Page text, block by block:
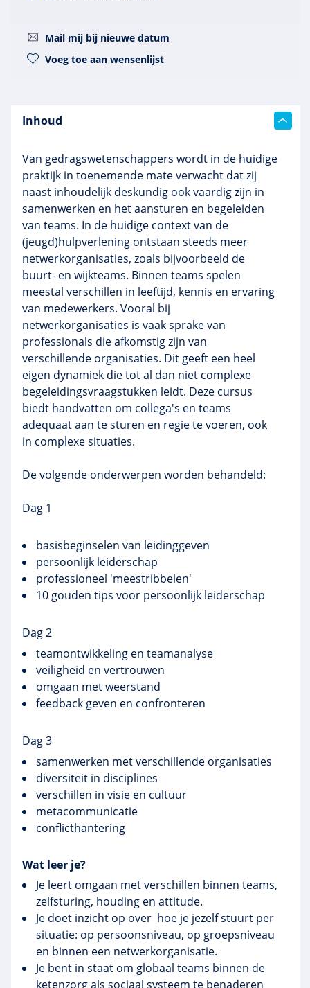
Mail mij bij nieuwe datum
Voeg toe aan wensenlijst
Inhoud
Van gedragswetenschappers wordt in de huidige
praktijk in toenemende mate verwacht dat zij
naast inhoudelijk deskundig ook vaardig zijn in
samenwerken en het aansturen en begeleiden
van teams. In de huidige context van de
(jeugd)hulpverlening ontstaan steeds meer
netwerkorganisaties, zoals bijvoorbeeld de
buurt- en wijkteams. Binnen teams spelen
meestal verschillen in leeftijd, kennis en ervaring
van medewerkers. Vooral bij
netwerkorganisaties is vaak sprake van
professionals die afkomstig zijn van
verschillende organisaties. Dit geeft een heel
eigen dynamiek die tot al dan niet complexe
begeleidingsvraagstukken leidt. Deze cursus
biedt handvatten om collega's en teams
adequaat aan te sturen en regie te voeren, ook
in complexe situaties.
De volgende onderwerpen worden behandeld:
Dag 1
basisbeginselen van leidinggeven
persoonlijk leiderschap
professioneel 'meestribbelen'
10 gouden tips voor persoonlijk leiderschap
Dag 2
teamontwikkeling en teamanalyse
veiligheid en vertrouwen
omgaan met weerstand
feedback geven en confronteren
Dag 3
samenwerken met verschillende organisaties
diversiteit in disciplines
verschillen in visie en cultuur
metacommunicatie
conflicthantering
Wat leer je?
Je leert omgaan met verschillen binnen teams,
zelfsturing, houding en attitude.
Je doet inzicht op over hoe je jezelf stuurt per
situatie: op persoonsniveau, op groepsniveau
en binnen een netwerkorganisatie.
Je bent in staat om globaal teams binnen de
ketenzorg als sociaal systeem te benaderen